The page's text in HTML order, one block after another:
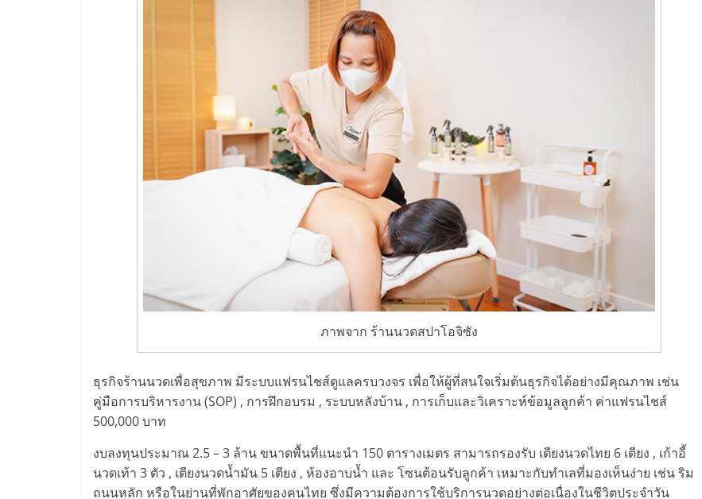
รวม
ไชส์
ทำเล
สำหรับ
เปิด
ภาพจาก ร้านนวดสปาโอจิซัง
ธุรกิจร้านนวดเพื่อสุขภาพ มีระบบแฟรนไชส์ดูแลครบวงจร เพื่อให้ผู้ที่สนใจเริ่มต้นธุรกิจได้อย่างมีคุณภาพ เช่น
คู่มือการบริหารงาน (SOP) , การฝึกอบรม , ระบบหลังบ้าน , การเก็บและวิเคราะห์ข้อมูลลูกค้า ค่าแฟรนไชส์
500,000 บาท
งบลงทุนประมาณ 2.5 – 3 ล้าน ขนาดพื้นที่แนะนำ 150 ตารางเมตร สามารถรองรับ เตียงนวดไทย 6 เตียง , เก้าอี้
นวดเท้า 3 ตัว , เตียงนวดน้ำมัน 5 เตียง , ห้องอาบน้ำ และ โซนต้อนรับลูกค้า เหมาะกับทำเลที่มองเห็นง่าย เช่น ริม
ถนนหลัก หรือในย่านที่พักอาศัยของคนไทย ซึ่งมีความต้องการใช้บริการนวดอย่างต่อเนื่องในชีวิตประจำวัน